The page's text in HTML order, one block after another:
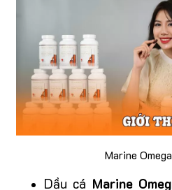
Marine
Dầu cá Marine